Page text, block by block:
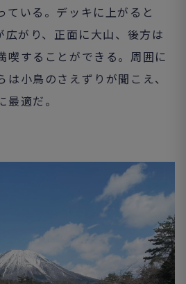
ている。デッキに上がると
がり、正面に大山、後方は
喫することができる。周囲に
小鳥のさえずりが聞こえ、
適だ。